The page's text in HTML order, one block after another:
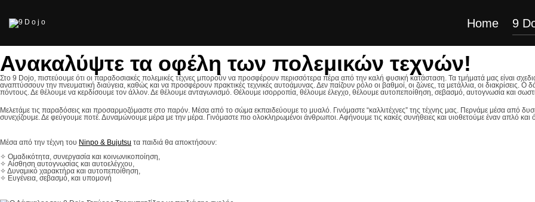
Home 9
Ανακαλύψτε τα οφέλη των πολεμικών τεχνών!
Στo 9 Dojo, πιστεύουμε ότι οι παραδοσιακές πολεμικές τέχνες μπορούν να προσφέρουν περισσότερα πέρα από την καλή φυσική κατάσταση. Τα τμήματά μας είναι
αναπτύσσουν την πνευματική διαύγεια, καθώς και να προσφέρουν πρακτικές τεχνικές αυτοάμυνας. Δεν παίζουν ρόλο οι βαθμοί, οι ζώνες, τα μετάλλια, οι διακρίσεις. Ο
πόντους. Δε θέλουμε να κερδίσουμε τον άλλον. Δε θέλουμε ανταγωνισμό. Θέλουμε ισορροπία, θέλουμε έλεγχο, θέλουμε αυτοπεποίθηση, σεβασμό, αυτογνωσία και
Μελετάμε τις παραδόσεις και προσαρμοζόμαστε στο παρόν. Μέσα από το σώμα εκπαιδεύουμε το μυαλό. Γινόμαστε “καλλιτέχνες” της τέχνης μας. Περνάμε μέσα από
συνεχίζουμε. Δε φεύγουμε ποτέ. Δυναμώνουμε μέρα με την μέρα. Γινόμαστε πιο ολοκληρωμένοι άνθρωποι. Αφήνουμε τις κακές συνήθειες και υιοθετούμε έναν απλό
Μέσα από την τέχνη του Ninpo & Bujutsu τα παιδιά θα αποκτήσουν:
✧ Ομαδικότητα, συνεργασία και κοινωνικοποίηση,
✧ Αίσθηση αυτογνωσίας και αυτοελέγχου,
✧ Δυναμικό χαρακτήρα και αυτοπεποίθηση,
✧ Ευγένεια, σεβασμό, και υπομονή